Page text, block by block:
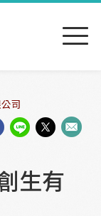
司
生有